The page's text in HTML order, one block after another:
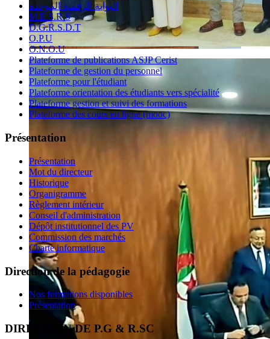
البوابة الرقمية الموحدة
M.E.S.R.S
D.G.R.S.D.T
O.P.U
O.N.O.U
Plateforme de publications ASJP Cerist
Plateforme de gestion du personnel
Plateforme pour l'étudiant
Plateforme orientation des étudiants vers spécialité
Plateforme gestion et suivi des formations
Plateforme des cours en ligne (mooc)
Présentation
Présentation
Mot du directeur
Historique
Organigramme
Règlement intérieur
Conseil d'administration
Dépôt institutionnel des PV
Commission des marchés
Charte informatique
Direction de la pédagogie
Nos formations disponibles
Présentation
DIRECTION DE P.G & R.SC